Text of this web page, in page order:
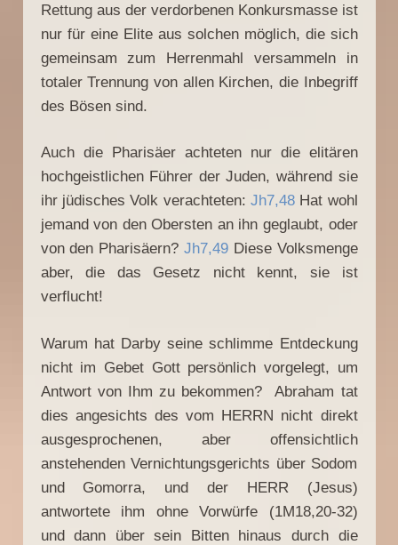
Rettung aus der verdorbenen Konkursmasse ist
nur für eine Elite aus solchen möglich, die sich
gemeinsam zum Herrenmahl versammeln in
totaler Trennung von allen Kirchen, die Inbegriff
des Bösen sind.
Auch die Pharisäer achteten nur die elitären
hochgeistlichen Führer der Juden, während sie
ihr jüdisches Volk verachteten: Jh7,48Hat wohl
jemand von den Obersten an ihn geglaubt, oder
von den Pharisäern? Jh7,49Diese Volksmenge
aber, die das Gesetz nicht kennt, sie ist
verflucht!
Warum hat Darby seine schlimme Entdeckung
nicht im Gebet Gott persönlich vorgelegt, um
Antwort von Ihm zu bekommen? Abraham tat
dies angesichts des vom HERRN nicht direkt
ausgesprochenen, aber offensichtlich
anstehenden Vernichtungsgerichts über Sodom
und Gomorra, und der HERR (Jesus)
antwortete ihm ohne Vorwürfe (1M18,20-32)
und dann über sein Bitten hinaus durch die